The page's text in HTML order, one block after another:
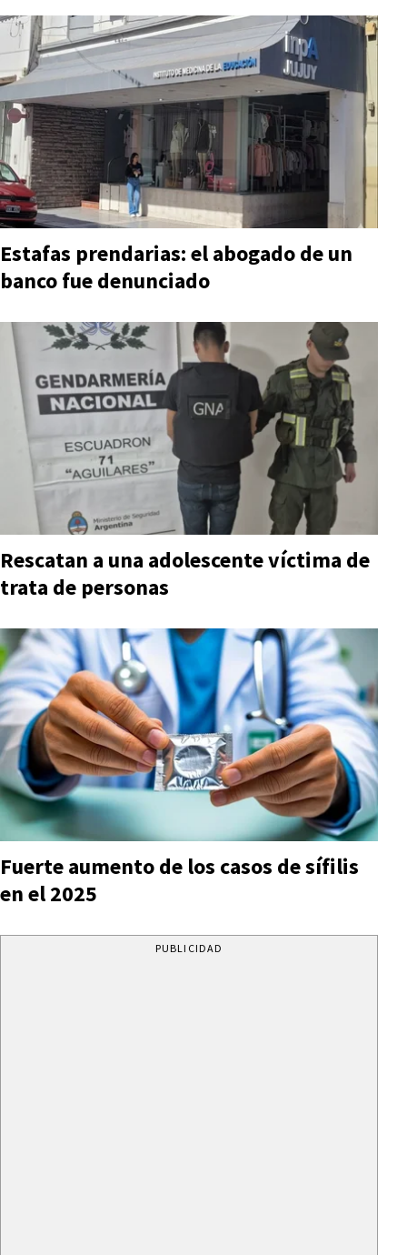
Estafas prendarias: el abogado de un
banco fue denunciado
Rescatan a una adolescente víctima de
trata de personas
Fuerte aumento de los casos de sífilis
en el 2025
PUBLICIDAD